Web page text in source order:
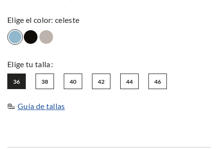
: celeste
36 38 40 42 44 46
Guía de tallas